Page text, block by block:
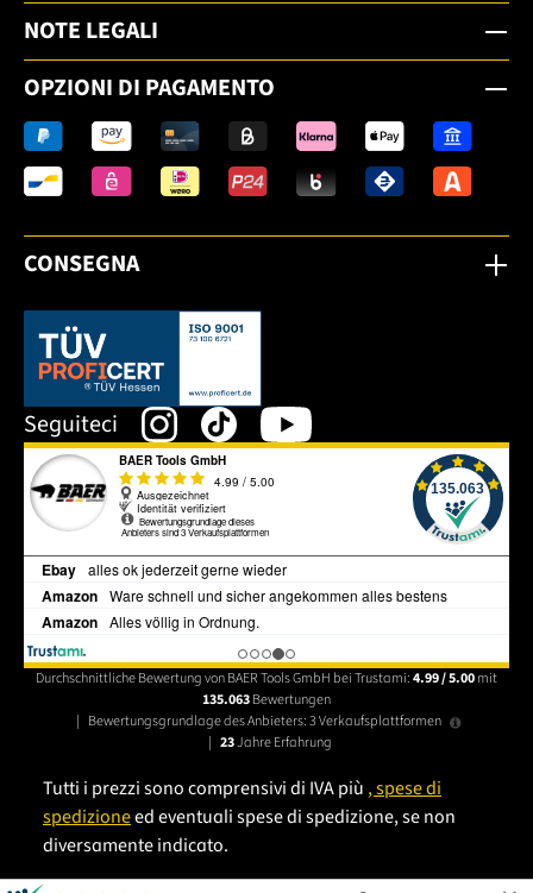
NOTE LEGALI
OPZIONI DI PAGAMENTO
CONSEGNA
Dieser Link öffnet sich in einem neuen Tab.
Seguiteci
Durchschnittliche Bewertung von BAER Tools GmbH bei Trustami:4.99 / 5.00mit
135.063Bewertungen
| Bewertungsgrundlage des Anbieters: 3 Verkaufsplattformen
| 23Jahre Erfahrung
Tutti i prezzi sono comprensivi di IVA più , spese di
spedizioneed eventuali spese di spedizione, se non
diversamente indicato.